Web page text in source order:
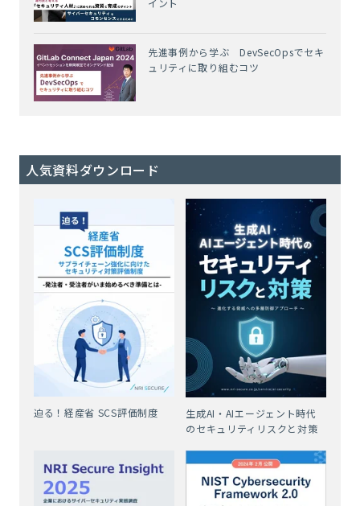
イント
先進事例から学ぶ DevSecOpsでセキ
ュリティに取り組むコツ
人気資料ダウンロード
迫る！経産省 SCS評価制度
生成AI・AIエージェント時代
のセキュリティリスクと対策